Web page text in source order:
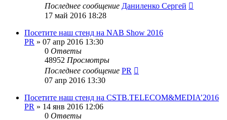
Последнее сообщение Даниленко Сергей
17 май 2016 18:28
Посетите наш стенд на NAB Show 2016
PR » 07 апр 2016 13:30
0 Ответы
48952 Просмотры
Последнее сообщение PR
07 апр 2016 13:30
Посетите наш стенд на CSTB.TELECOM&MEDIA’2016
PR » 14 янв 2016 12:06
0 Ответы